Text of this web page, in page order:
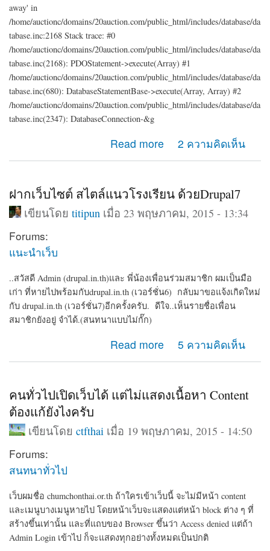
away' in
/home/auctionc/domains/20auction.com/public_html/includes/database/da
tabase.inc:2168 Stack trace: #0
/home/auctionc/domains/20auction.com/public_html/includes/database/da
tabase.inc(2168): PDOStatement->execute(Array) #1
/home/auctionc/domains/20auction.com/public_html/includes/database/da
tabase.inc(680): DatabaseStatementBase->execute(Array, Array) #2
/home/auctionc/domains/20auction.com/public_html/includes/database/da
tabase.inc(2347): DatabaseConnection-&g
Read more
about รบกวนช่วยดู error นี้ให้หน่อยค่ะ 2 ความคิดเห็น
ฝากเว็บไซต์ สไตล์แนวโรงเรียน ด้วยDrupal7
เขียนโดย titipun เมื่อ 23 พฤษภาคม, 2015 - 13:34
Forums:
แนะนำเว็บ
..สวัสดี Admin (drupal.in.th)และ พี่น้องเพื่อนร่วมสมาชิก ผมเป็นมือ
เก่า ที่หายไปพร้อมกับdrupal.in.th (เวอร์ชั่น6) กลับมาขอแจ้งเกิดใหม่
กับ drupal.in.th (เวอร์ชั่น7)อีกครั้งครับ. ดีใจ..เห็นรายชื่อเพื่อน
สมาชิกยังอยู่ จำได้.(สนทนาแบบไม่กั๊ก)
Read more
about ฝากเว็บไซต์ สไตล์แนวโรงเรียน ด้วยDrupal7
5 ความคิดเห็น
คนทั่วไปเปิดเว็บได้ แต่ไม่แสดงเนื้อหา Content
ต้องแก้ยังไงครับ
เขียนโดย ctfthaiเมื่อ 19 พฤษภาคม, 2015 - 14:50
Forums:
สนทนาทั่วไป
เว็บผมชื่อ chumchonthai.or.th ถ้าใครเข้าเว็บนี้ จะไม่มีหน้า content
และเมนูบางเมนูหายไป โดยหน้าเว็บจะแสดงแต่หน้า block ต่าง ๆ ที่
สร้างขึ้นเท่านั้น และที่แถบของ Browser ขึ้นว่า Access denied แต่ถ้า
Admin Login เข้าไป ก็จะแสดงทุกอย่างทั้งหมดเป็นปกติ